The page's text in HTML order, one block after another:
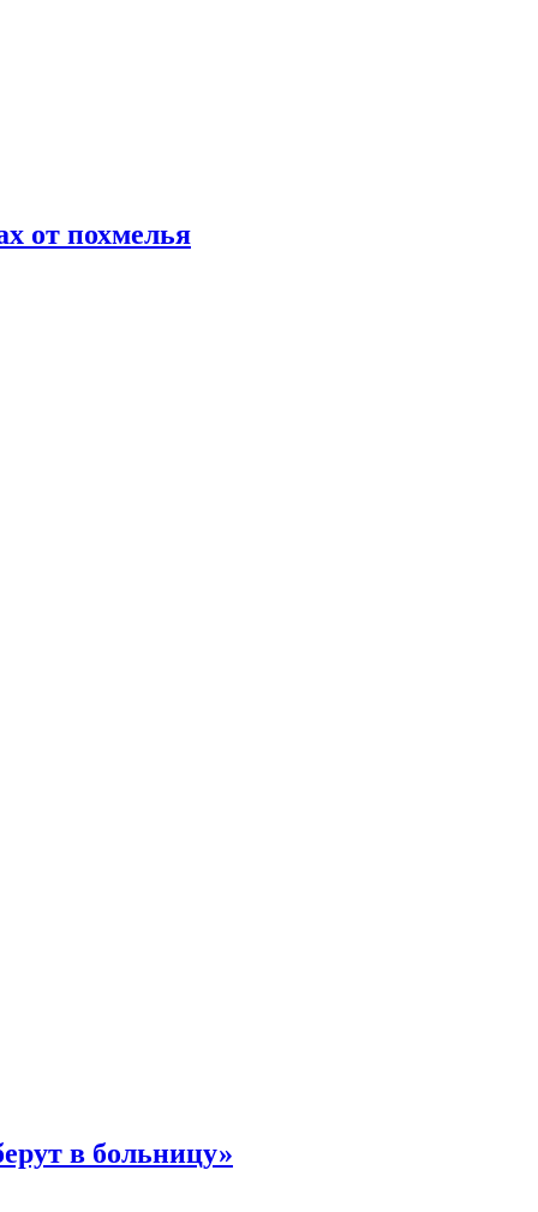
от похмелья
в больницу»